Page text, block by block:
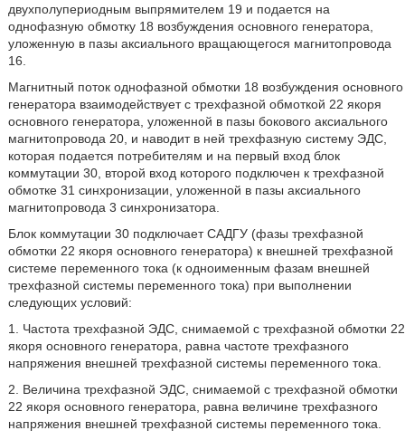
двухполупериодным выпрямителем 19 и подается на
однофазную обмотку 18 возбуждения основного генератора,
уложенную в пазы аксиального вращающегося магнитопровода
16.
Магнитный поток однофазной обмотки 18 возбуждения основного
генератора взаимодействует с трехфазной обмоткой 22 якоря
основного генератора, уложенной в пазы бокового аксиального
магнитопровода 20, и наводит в ней трехфазную систему ЭДС,
которая подается потребителям и на первый вход блок
коммутации 30, второй вход которого подключен к трехфазной
обмотке 31 синхронизации, уложенной в пазы аксиального
магнитопровода 3 синхронизатора.
Блок коммутации 30 подключает САДГУ (фазы трехфазной
обмотки 22 якоря основного генератора) к внешней трехфазной
системе переменного тока (к одноименным фазам внешней
трехфазной системы переменного тока) при выполнении
следующих условий:
1. Частота трехфазной ЭДС, снимаемой с трехфазной обмотки 22
якоря основного генератора, равна частоте трехфазного
напряжения внешней трехфазной системы переменного тока.
2. Величина трехфазной ЭДС, снимаемой с трехфазной обмотки
22 якоря основного генератора, равна величине трехфазного
напряжения внешней трехфазной системы переменного тока.